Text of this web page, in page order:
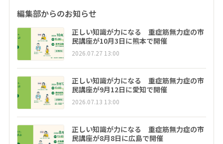
編集部からのお知らせ
正しい知識が力になる 重症筋無力症の市
民講座が10月3日に熊本で開催
2026.07.27 13:00
正しい知識が力になる 重症筋無力症の市
民講座が9月12日に愛知で開催
2026.07.13 13:00
正しい知識が力になる 重症筋無力症の市
民講座が8月8日に広島で開催